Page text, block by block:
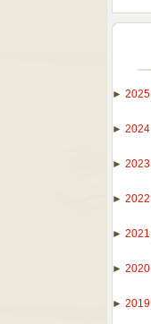
► 2025
► 2024
► 2023
► 2022
► 2021
► 2020
► 2019